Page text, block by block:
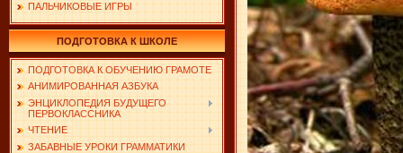
ПАЛЬЧИКОВЫЕ ИГРЫ
ПОДГОТОВКА К ШКОЛЕ
ПОДГОТОВКА К ОБУЧЕНИЮ ГРАМОТЕ
АНИМИРОВАННАЯ АЗБУКА
ЭНЦИКЛОПЕДИЯ БУДУЩЕГО
ПЕРВОКЛАССНИКА
ЧТЕНИЕ
ЗАБАВНЫЕ УРОКИ ГРАММАТИКИ